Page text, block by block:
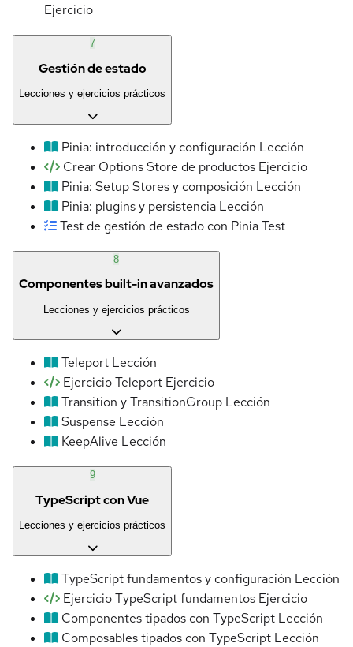
Ejercicio
7
Gestión de estado
Lecciones y ejercicios prácticos
Pinia: introducción y configuración Lección
Crear Options Store de productos Ejercicio
Pinia: Setup Stores y composición Lección
Pinia: plugins y persistencia Lección
Test de gestión de estado con PiniaTest
8
Componentes built-in avanzados
Lecciones y ejercicios prácticos
Teleport Lección
Ejercicio Teleport Ejercicio
Transition y TransitionGroup Lección
Suspense Lección
KeepAlive Lección
9
TypeScript con Vue
Lecciones y ejercicios prácticos
TypeScript fundamentos y configuración Lección
Ejercicio TypeScript fundamentos Ejercicio
Componentes tipados con TypeScript Lección
Composables tipados con TypeScript Lección